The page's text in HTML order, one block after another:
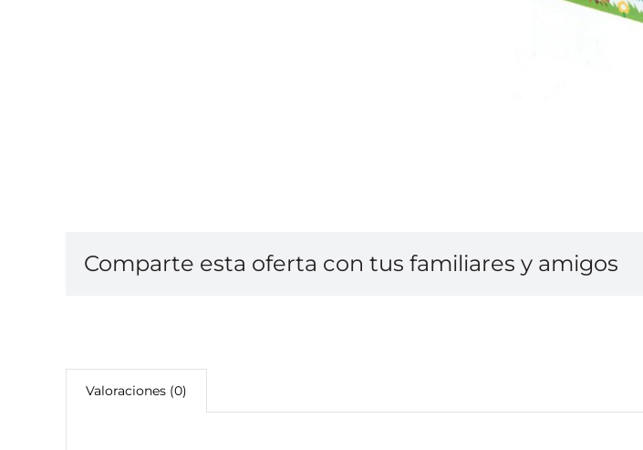
Comparte esta oferta con tus familiares y amigos
Valoraciones (0)